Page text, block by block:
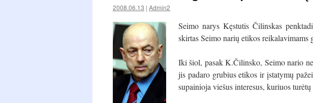
2008.06.13 | Admin2
Seimo narys Kęstutis Čilinskas
skirtas Seimo narių etikos reikalavimams
Iki šiol, pasak K.Čilinsko, Seimo nario
jis padaro grubius etikos ir įstatymų
supainioja viešus interesus, kuriuos